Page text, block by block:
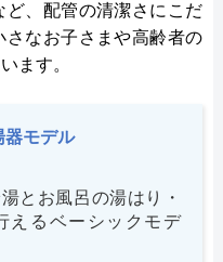
、配管の清潔さにこだ
さなお子さまや高齢者の
ます。
器モデル
とお風呂の湯はり・
えるベーシックモデ